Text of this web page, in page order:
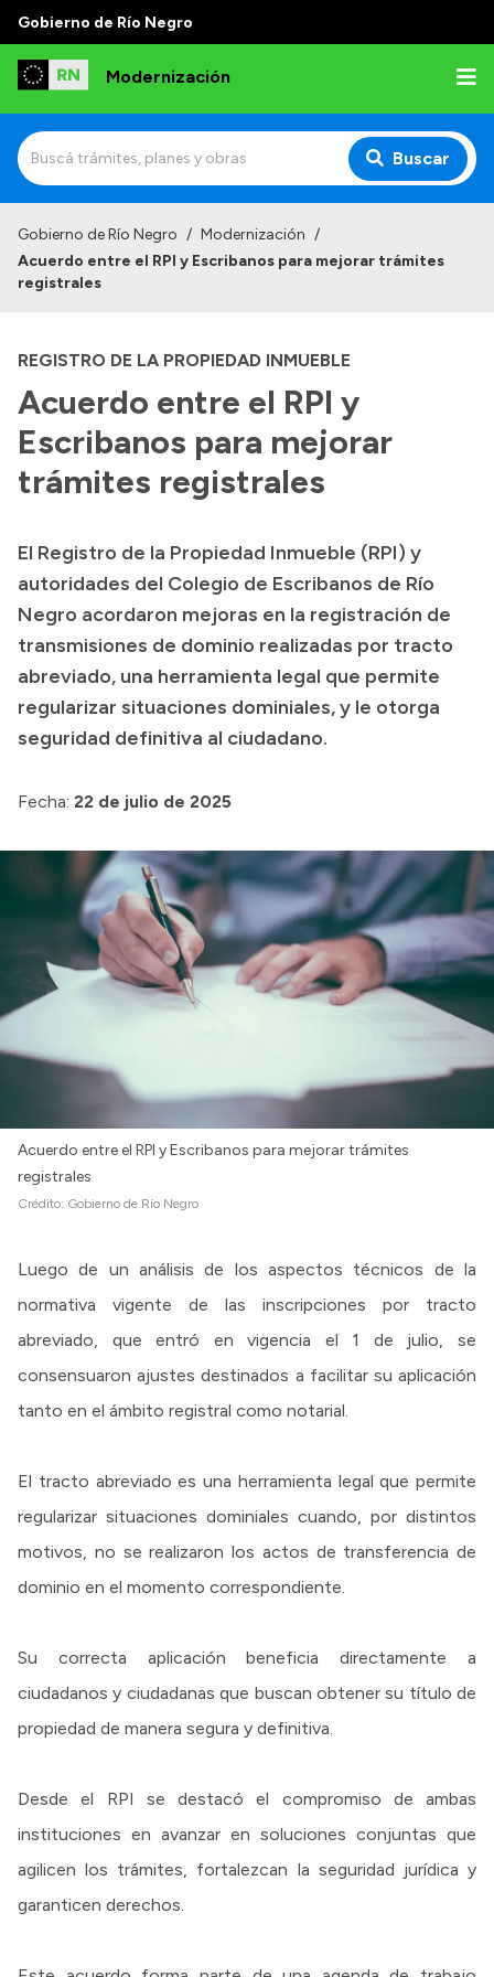
Gobierno de Río Negro
Modernización
Buscar
Institucional
Misión y Visión
Normativa
Transparencia
Boletín Oficial
Compras y licitaciones
Consulta de expedientes
Consulta de pago a proveedores
Convocatorias
Intranet
Gobierno de Río Negro / Modernización /
Acuerdo entre el RPI y Escribanos para mejorar trámites
registrales
REGISTRO DE LA PROPIEDAD INMUEBLE
Acuerdo entre el RPI y
Escribanos para mejorar
trámites registrales
El Registro de la Propiedad Inmueble (RPI) y
autoridades del Colegio de Escribanos de Río
Negro acordaron mejoras en la registración de
transmisiones de dominio realizadas por tracto
abreviado, una herramienta legal que permite
regularizar situaciones dominiales, y le otorga
seguridad definitiva al ciudadano.
Fecha: 22 de julio de 2025
Acuerdo entre el RPI y Escribanos para mejorar trámites
registrales
Crédito: Gobierno de Río Negro
Luego de un análisis de los aspectos técnicos de la
normativa vigente de las inscripciones por tracto
abreviado, que entró en vigencia el 1 de julio, se
consensuaron ajustes destinados a facilitar su aplicación
tanto en el ámbito registral como notarial.
El tracto abreviado es una herramienta legal que permite
regularizar situaciones dominiales cuando, por distintos
motivos, no se realizaron los actos de transferencia de
dominio en el momento correspondiente.
Su correcta aplicación beneficia directamente a
ciudadanos y ciudadanas que buscan obtener su título de
propiedad de manera segura y definitiva.
Desde el RPI se destacó el compromiso de ambas
instituciones en avanzar en soluciones conjuntas que
agilicen los trámites, fortalezcan la seguridad jurídica y
garanticen derechos.